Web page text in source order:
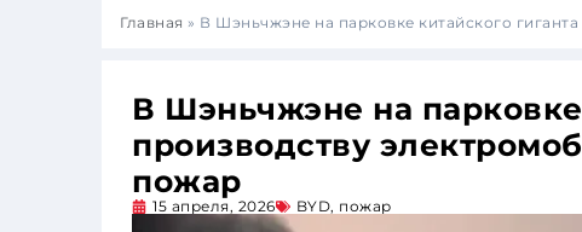
Главная » В Шэньчжэне на парковке китайского
В Шэньчжэне на парковке
производству
пожар
15 апреля, 2026 BYD, пожар